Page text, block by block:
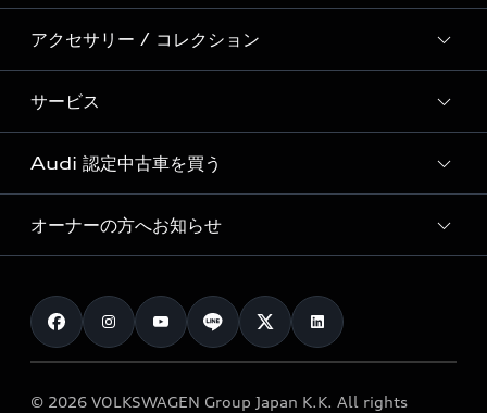
Audi Sport
Formula 1®
デジタルサービス
新車在庫検索
試乗車・展示車検索
見積り依頼
試乗予約
モデル一覧
特別仕様モデル / 限定モデル
e-tronラインアップ
価格シミュレーション
車両比較
カタログ一覧
アクセサリー / コレクション
純正アクセサリー
オンラインショップ
Audi collection
アウディナビアプリ
サービス
サービス入庫予約
サービスプログラム
メンテナンス
車検 / 定期点検
e-tronアフターサポート
Audi 認定中古車を買う
Audi認定中古車
クオリティ
保証
メンテナンス
オーナーの方へお知らせ
お知らせ
オーナー様向けキャンペーン
© 2026 VOLKSWAGEN Group Japan K.K. All rights